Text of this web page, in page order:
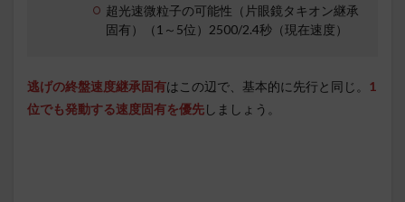
超光速微粒子の可能性（片眼鏡タキオン継承
固有）（1～5位）2500/2.4秒（現在速度）
逃げの終盤速度継承固有はこの辺で、基本的に先行と同じ。 1
位でも発動する速度固有を優先しましょう。